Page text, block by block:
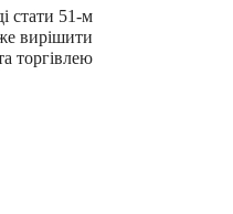
стати 51-м
вирішити
торгівлею